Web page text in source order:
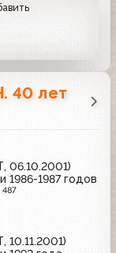
40 лет
06.10.2001)
1987 годов
487
10.11.2001)